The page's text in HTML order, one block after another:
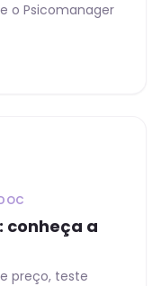
o Psicomanager
conheça a
preço, teste